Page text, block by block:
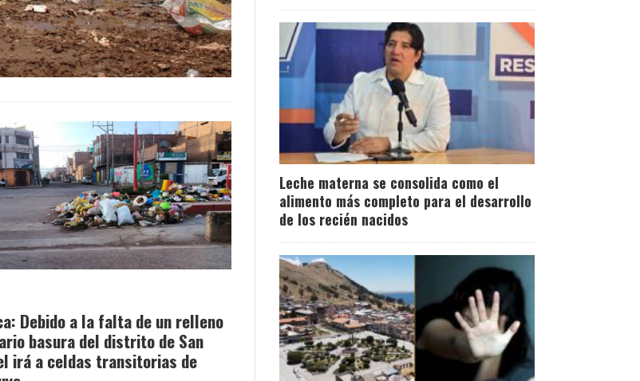
Debido a la falta de un relleno
basura del distrito de San
irá a celdas transitorias de
Leche materna se consolida como el
alimento más completo para el desarrollo
de los recién nacidos